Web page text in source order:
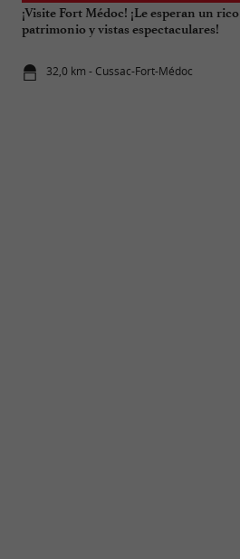
¡Visite Fort Médoc! ¡Le esperan un rico
patrimonio y vistas espectaculares!
32,0 km - Cussac-Fort-Médoc